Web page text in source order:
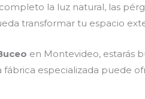
la luz natural, las
transformar tu espacio
en Montevideo, estarás
especializada puede